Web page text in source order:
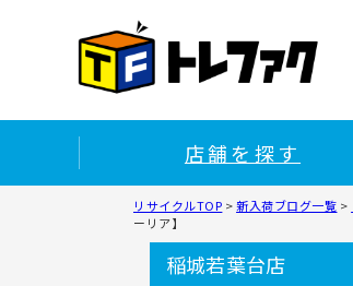
店舗を探す
リサイクルTOP >新入荷ブログ一覧 >
ーリア】
稲城若葉台店